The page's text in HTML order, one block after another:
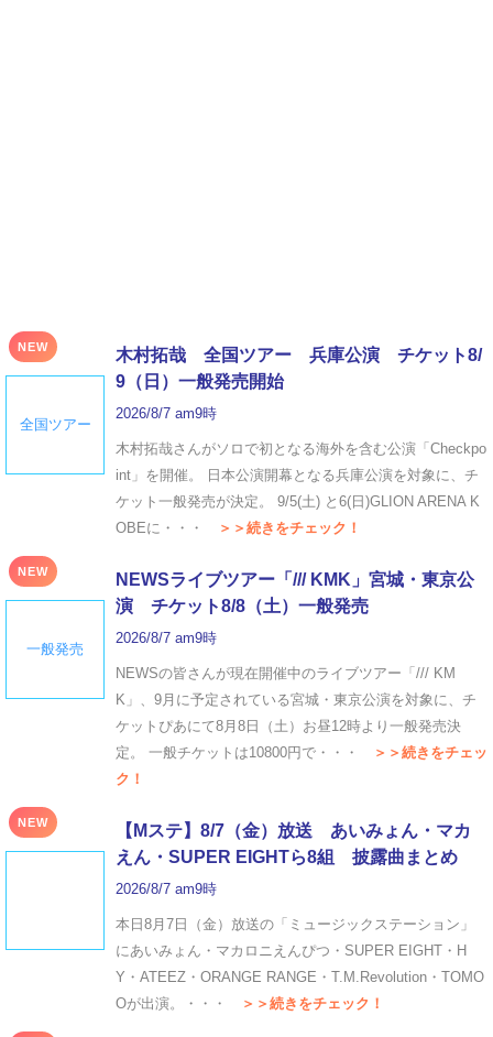
NEW
全国ツアー
木村拓哉 全国ツアー 兵庫公演 チケット8/
9（日）一般発売開始
2026/8/7 am9時
木村拓哉さんがソロで初となる海外を含む公演「Checkpo
int」を開催。 日本公演開幕となる兵庫公演を対象に、チ
ケット一般発売が決定。 9/5(土) と6(日)GLION ARENA K
OBEに・・・
＞＞続きをチェック！
NEW
一般発売
NEWSライブツアー「/// KMK」宮城・東京公
演 チケット8/8（土）一般発売
2026/8/7 am9時
NEWSの皆さんが現在開催中のライブツアー「/// KM
K」、9月に予定されている宮城・東京公演を対象に、チ
ケットぴあにて8月8日（土）お昼12時より一般発売決
定。 一般チケットは10800円で・・・
＞＞続きをチェッ
ク！
NEW
【Mステ】8/7（金）放送 あいみょん・マカ
えん・SUPER EIGHTら8組 披露曲まとめ
2026/8/7 am9時
本日8月7日（金）放送の「ミュージックステーション」
にあいみょん・マカロニえんぴつ・SUPER EIGHT・H
Y・ATEEZ・ORANGE RANGE・T.M.Revolution・TOMO
Oが出演。・・・
＞＞続きをチェック！